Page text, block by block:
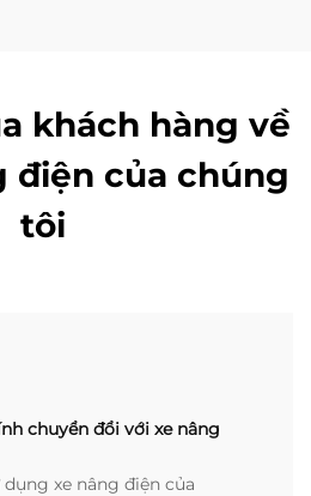
khách hàng về
điện của chúng
tôi
chuyển đổi với xe nâng
xe nâng điện của